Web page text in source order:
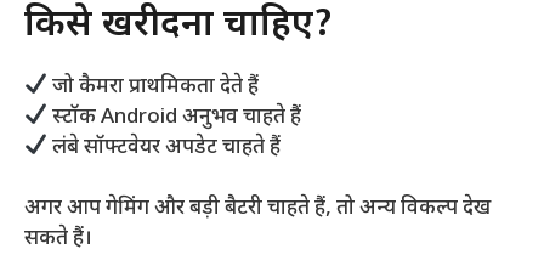
किसे खरीदना चाहिए?
जो कैमरा प्राथमिकता देते हैं
स्टॉक Android अनुभव चाहते हैं
लंबे सॉफ्टवेयर अपडेट चाहते हैं
अगर आप गेमिंग और बड़ी बैटरी चाहते हैं, तो अन्य विकल्प देख
सकते हैं।